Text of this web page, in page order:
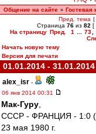
Общение на сайте » Гостевая
Пред. тема |
Страница 76 из 82 [
На страницу Пред. 1 73
Начать новую тему
Версия для печати
01.01.2014 - 31.01.2014
alex_isr -
06 янв 2014 00:31
Мак-Гуру
СССР - ФРАНЦИЯ - 1:0
23 мая 1980 г.